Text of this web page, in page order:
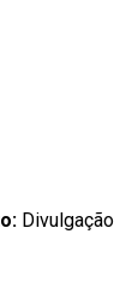
Divulgação